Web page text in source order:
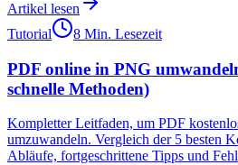
Artikel lesen
Tutorial
8 Min. Lesezeit
PDF online in PNG
schnelle Methoden)
Kompletter Leitfaden, um PDF
umzuwandeln. Vergleich der 5 besten
Abläufe, fortgeschrittene Tipps und